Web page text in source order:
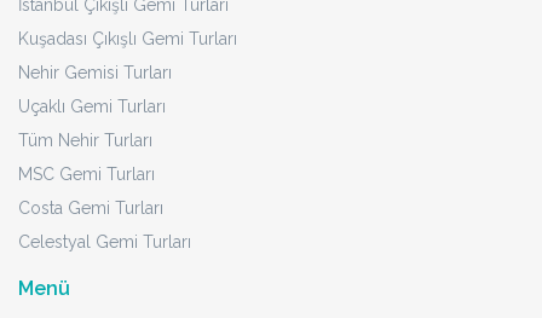
İstanbul Çıkışlı Gemi Turları
Kuşadası Çıkışlı Gemi Turları
Nehir Gemisi Turları
Uçaklı Gemi Turları
Tüm Nehir Turları
MSC Gemi Turları
Costa Gemi Turları
Celestyal Gemi Turları
Menü